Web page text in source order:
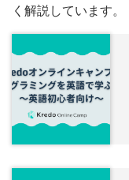
く解説しています。